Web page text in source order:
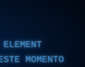
MOMENTO